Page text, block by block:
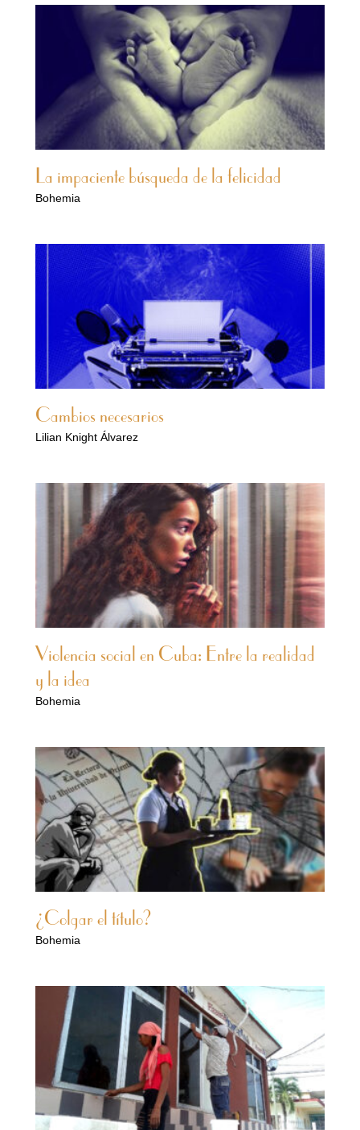
La impaciente búsqueda de la felicidad
Bohemia
Cambios necesarios
Lilian Knight Álvarez
Violencia social en Cuba: Entre la realidad
y la idea
Bohemia
¿Colgar el título?
Bohemia